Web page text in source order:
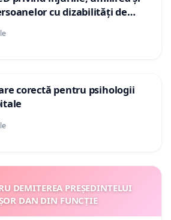
cu dizabilități de
„Gorici”
corectă pentru psihologii
DEMITEREA PREȘEDINTELUI
DAN DIN FUNCȚIE